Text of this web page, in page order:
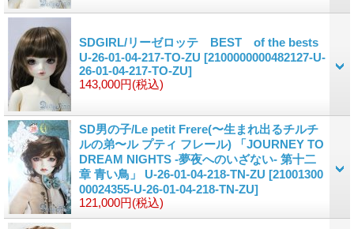
SDGIRL/リーゼロッテ BEST of the bests
U-26-01-04-217-TO-ZU [2100000000482127-U-
26-01-04-217-TO-ZU]
143,000円(税込)
SD男の子/Le petit Frere(〜生まれ出るチルチ
ルの弟〜ル プティ フレール) 「JOURNEY TO
DREAM NIGHTS -夢夜へのいざない- 第十二
章 青い鳥」 U-26-01-04-218-TN-ZU [21001300
00024355-U-26-01-04-218-TN-ZU]
121,000円(税込)